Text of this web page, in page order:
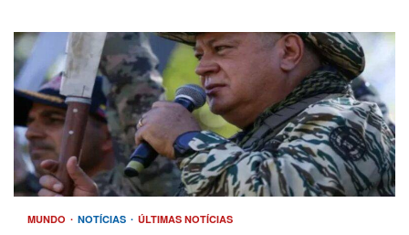
MUNDO NOTÍCIAS ÚLTIMAS NOTÍCIAS